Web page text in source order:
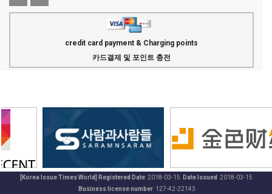
credit card payment & Charging points
카드결제 및 포인트 충전
[Korea Issue Times World] Registered Date2018-03-15 Date Issued 2018-03-15
Business license number127-42-22143